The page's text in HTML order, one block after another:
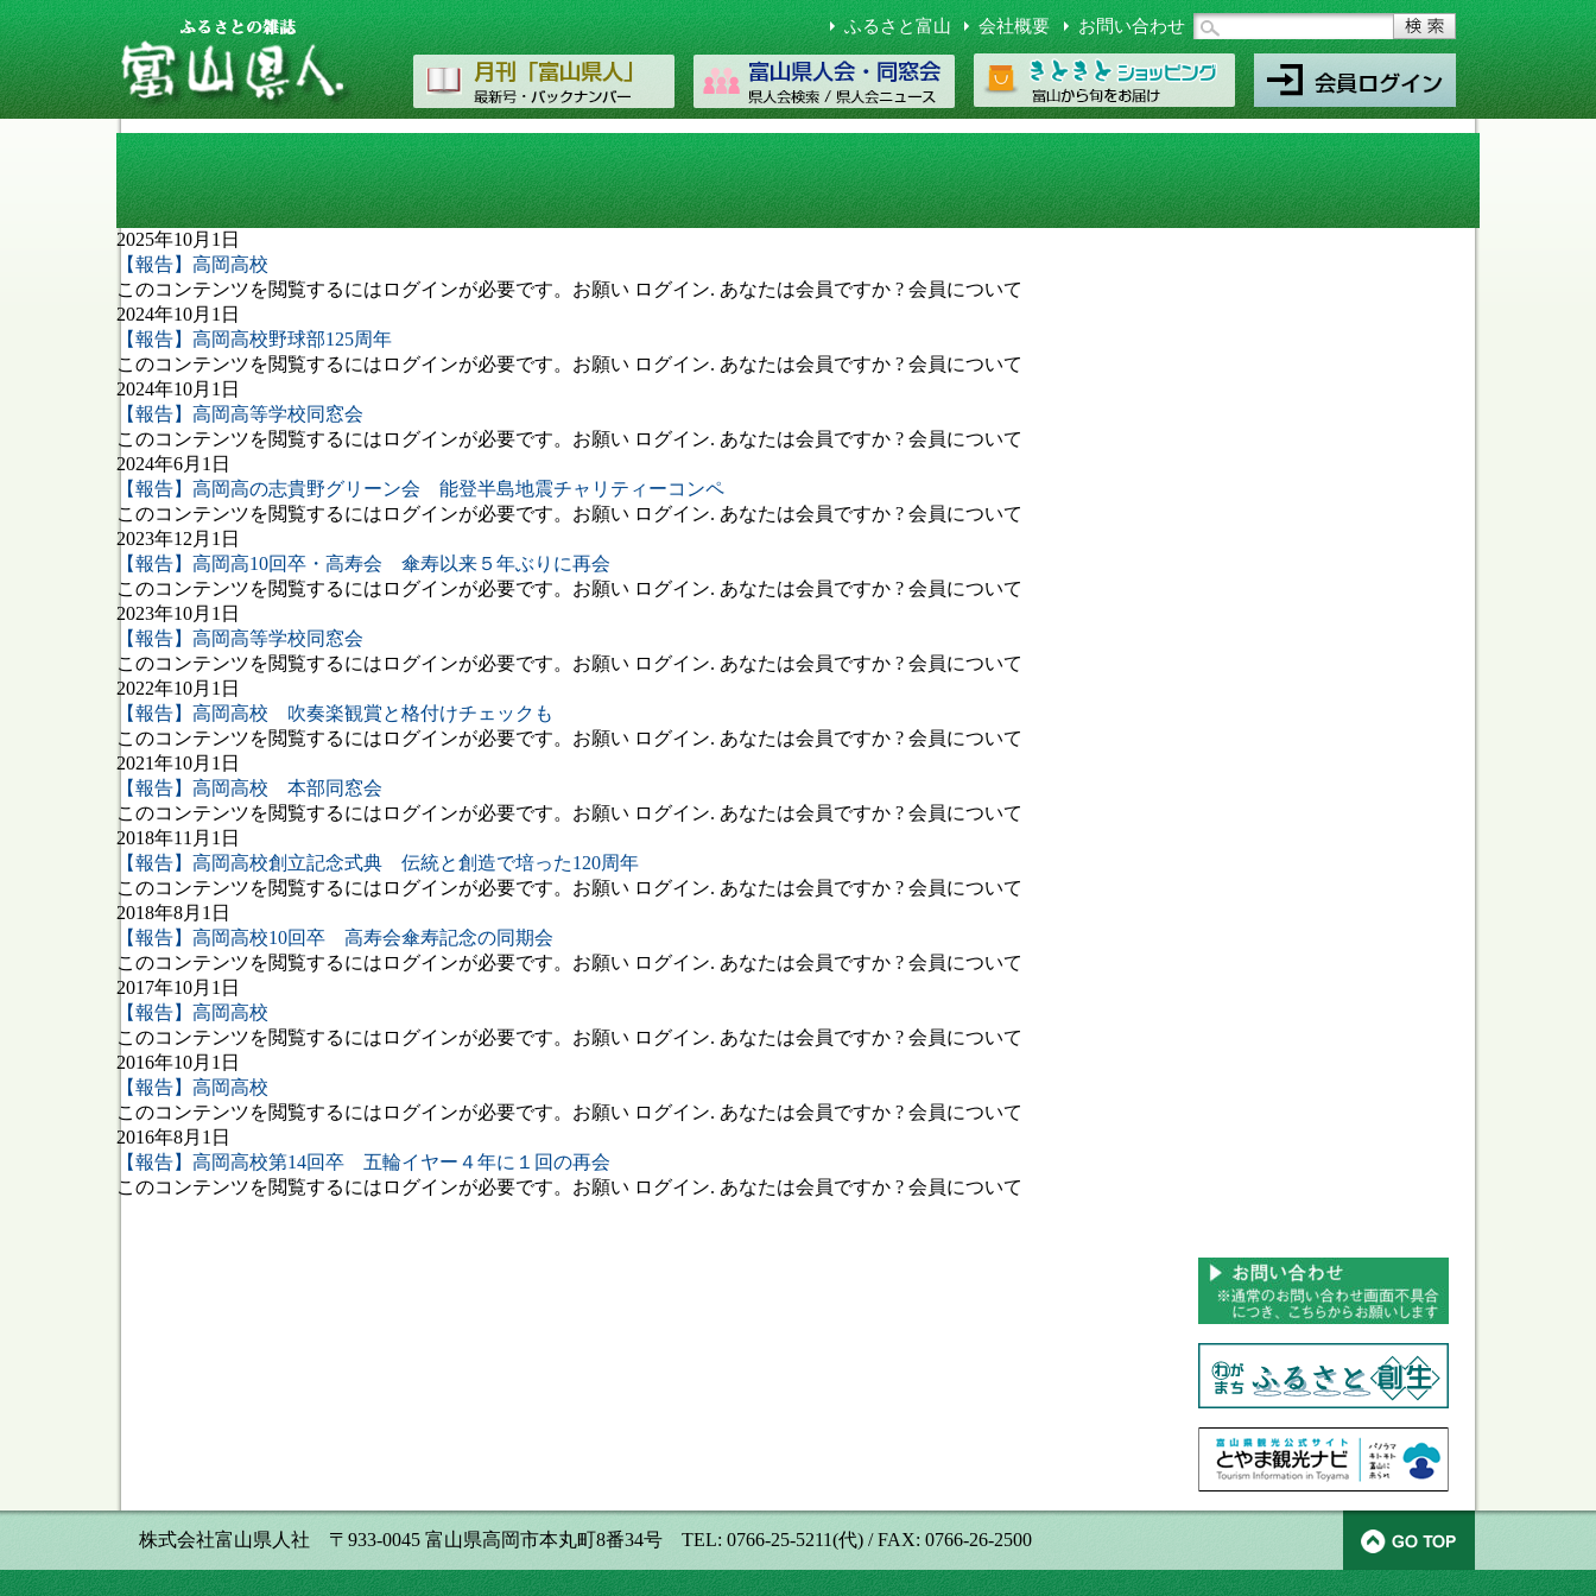
ふるさと富山 会社概要 お問い合わせ
タグ: 高岡高等学校同窓会
2025年10月1日
【報告】高岡高校
このコンテンツを閲覧するにはログインが必要です。お願い ログイン. あなたは会員ですか ? 会員について
2024年10月1日
【報告】高岡高校野球部125周年
このコンテンツを閲覧するにはログインが必要です。お願い ログイン. あなたは会員ですか ? 会員について
2024年10月1日
【報告】高岡高等学校同窓会
このコンテンツを閲覧するにはログインが必要です。お願い ログイン. あなたは会員ですか ? 会員について
2024年6月1日
【報告】高岡高の志貴野グリーン会 能登半島地震チャリティーコンペ
このコンテンツを閲覧するにはログインが必要です。お願い ログイン. あなたは会員ですか ? 会員について
2023年12月1日
【報告】高岡高10回卒・高寿会 傘寿以来５年ぶりに再会
このコンテンツを閲覧するにはログインが必要です。お願い ログイン. あなたは会員ですか ? 会員について
2023年10月1日
【報告】高岡高等学校同窓会
このコンテンツを閲覧するにはログインが必要です。お願い ログイン. あなたは会員ですか ? 会員について
2022年10月1日
【報告】高岡高校 吹奏楽観賞と格付けチェックも
このコンテンツを閲覧するにはログインが必要です。お願い ログイン. あなたは会員ですか ? 会員について
2021年10月1日
【報告】高岡高校 本部同窓会
このコンテンツを閲覧するにはログインが必要です。お願い ログイン. あなたは会員ですか ? 会員について
2018年11月1日
【報告】高岡高校創立記念式典 伝統と創造で培った120周年
このコンテンツを閲覧するにはログインが必要です。お願い ログイン. あなたは会員ですか ? 会員について
2018年8月1日
【報告】高岡高校10回卒 高寿会傘寿記念の同期会
このコンテンツを閲覧するにはログインが必要です。お願い ログイン. あなたは会員ですか ? 会員について
2017年10月1日
【報告】高岡高校
このコンテンツを閲覧するにはログインが必要です。お願い ログイン. あなたは会員ですか ? 会員について
2016年10月1日
【報告】高岡高校
このコンテンツを閲覧するにはログインが必要です。お願い ログイン. あなたは会員ですか ? 会員について
2016年8月1日
【報告】高岡高校第14回卒 五輪イヤー４年に１回の再会
このコンテンツを閲覧するにはログインが必要です。お願い ログイン. あなたは会員ですか ? 会員について
株式会社富山県人社 〒933-0045 富山県高岡市本丸町8番34号 TEL: 0766-25-5211(代) / FAX: 0766-26-2500